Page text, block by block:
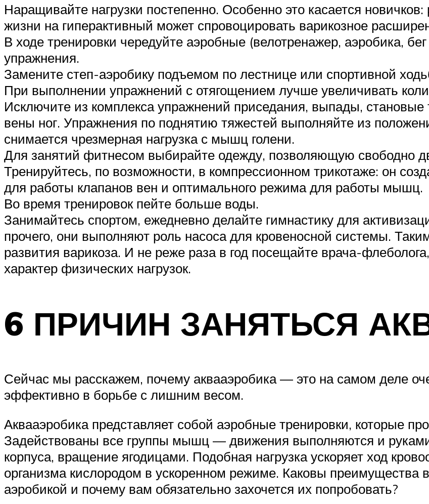
Наращивайте нагрузки постепенно. Особенно это касается
жизни на гиперактивный может спровоцировать варикозное
В ходе тренировки чередуйте аэробные (велотренажер, аэробика,
упражнения.
Замените степ-аэробику подъемом по лестнице или спортивной
При выполнении упражнений с отягощением лучше увеличивать
Исключите из комплекса упражнений приседания, выпады,
вены ног. Упражнения по поднятию тяжестей выполняйте из
снимается чрезмерная нагрузка с мышц голени.
Для занятий фитнесом выбирайте одежду, позволяющую свободно
Тренируйтесь, по возможности, в компрессионном трикотаже: он
для работы клапанов вен и оптимального режима для работы мышц.
Во время тренировок пейте больше воды.
Занимайтесь спортом, ежедневно делайте гимнастику для
прочего, они выполняют роль насоса для кровеносной системы.
развития варикоза. И не реже раза в год посещайте врача-
характер физических нагрузок.
6 ПРИЧИН ЗАНЯТЬСЯ
Сейчас мы расскажем, почему аквааэробика — это на самом деле
эффективно в борьбе с лишним весом.
Аквааэробика представляет собой аэробные тренировки, которые
Задействованы все группы мышц — движения выполняются и
корпуса, вращение ягодицами. Подобная нагрузка ускоряет ход
организма кислородом в ускоренном режиме. Каковы преимущества
аэробикой и почему вам обязательно захочется их попробовать?